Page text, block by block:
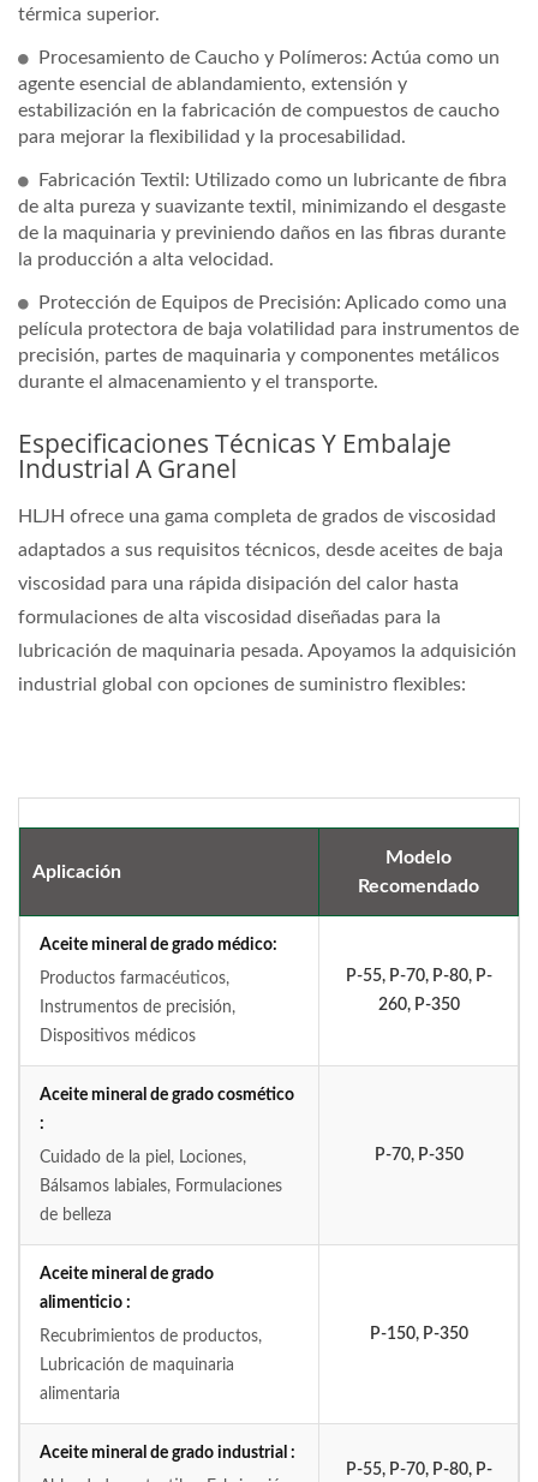
térmica superior.
Procesamiento de Caucho y Polímeros: Actúa como un
agente esencial de ablandamiento, extensión y
estabilización en la fabricación de compuestos de caucho
para mejorar la flexibilidad y la procesabilidad.
Fabricación Textil: Utilizado como un lubricante de fibra
de alta pureza y suavizante textil, minimizando el desgaste
de la maquinaria y previniendo daños en las fibras durante
la producción a alta velocidad.
Protección de Equipos de Precisión: Aplicado como una
película protectora de baja volatilidad para instrumentos de
precisión, partes de maquinaria y componentes metálicos
durante el almacenamiento y el transporte.
Especificaciones Técnicas Y Embalaje
Industrial A Granel
HLJH ofrece una gama completa de grados de viscosidad
adaptados a sus requisitos técnicos, desde aceites de baja
viscosidad para una rápida disipación del calor hasta
formulaciones de alta viscosidad diseñadas para la
lubricación de maquinaria pesada. Apoyamos la adquisición
industrial global con opciones de suministro flexibles:
Aplicación
Modelo
Recomendado
Aceite mineral de grado médico:
Productos farmacéuticos,
Instrumentos de precisión,
Dispositivos médicos
P-55, P-70, P-80, P-
260, P-350
Aceite mineral de grado cosmético
:
Cuidado de la piel, Lociones,
Bálsamos labiales, Formulaciones
de belleza
P-70, P-350
Aceite mineral de grado
alimenticio :
Recubrimientos de productos,
Lubricación de maquinaria
alimentaria
P-150, P-350
Aceite mineral de grado industrial :
P-55, P-70, P-80, P-